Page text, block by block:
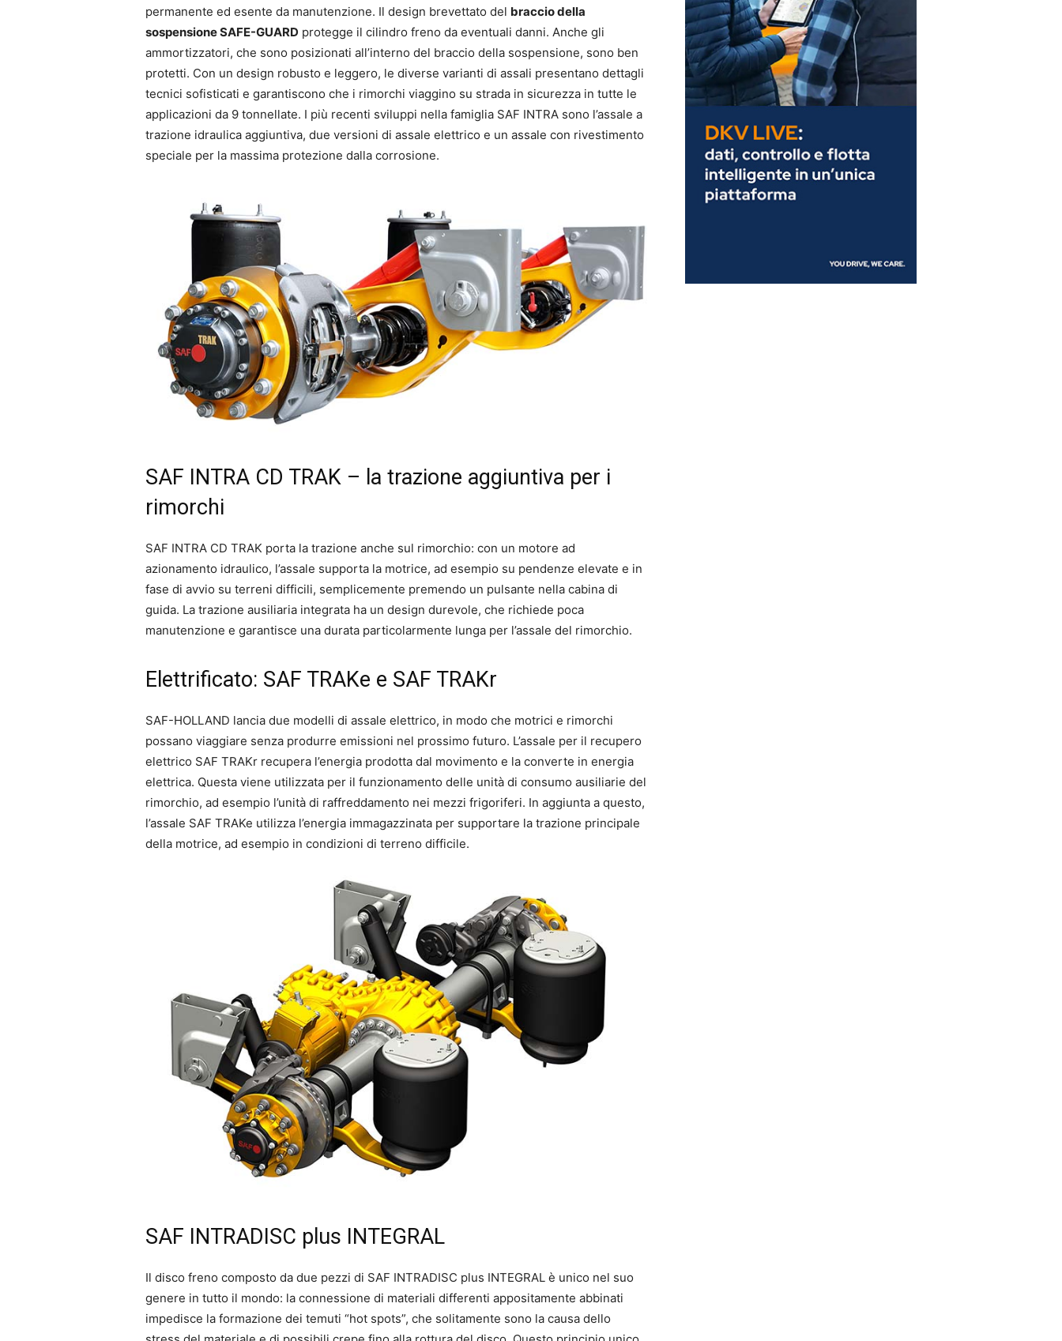
permanente ed esente da manutenzione. Il design brevettato del braccio della
sospensione SAFE-GUARD protegge il cilindro freno da eventuali danni. Anche gli
ammortizzatori, che sono posizionati all’interno del braccio della sospensione, sono ben
protetti. Con un design robusto e leggero, le diverse varianti di assali presentano dettagli
tecnici sofisticati e garantiscono che i rimorchi viaggino su strada in sicurezza in tutte le
applicazioni da 9 tonnellate. I più recenti sviluppi nella famiglia SAF INTRA sono l’assale a
trazione idraulica aggiuntiva, due versioni di assale elettrico e un assale con rivestimento
speciale per la massima protezione dalla corrosione.
SAF INTRA CD TRAK – la trazione aggiuntiva per i
rimorchi
SAF INTRA CD TRAK porta la trazione anche sul rimorchio: con un motore ad
azionamento idraulico, l’assale supporta la motrice, ad esempio su pendenze elevate e in
fase di avvio su terreni difficili, semplicemente premendo un pulsante nella cabina di
guida. La trazione ausiliaria integrata ha un design durevole, che richiede poca
manutenzione e garantisce una durata particolarmente lunga per l’assale del rimorchio.
Elettrificato: SAF TRAKe e SAF TRAKr
SAF-HOLLAND lancia due modelli di assale elettrico, in modo che motrici e rimorchi
possano viaggiare senza produrre emissioni nel prossimo futuro. L’assale per il recupero
elettrico SAF TRAKr recupera l’energia prodotta dal movimento e la converte in energia
elettrica. Questa viene utilizzata per il funzionamento delle unità di consumo ausiliarie del
rimorchio, ad esempio l’unità di raffreddamento nei mezzi frigoriferi. In aggiunta a questo,
l’assale SAF TRAKe utilizza l’energia immagazzinata per supportare la trazione principale
della motrice, ad esempio in condizioni di terreno difficile.
SAF INTRADISC plus INTEGRAL
Il disco freno composto da due pezzi di SAF INTRADISC plus INTEGRAL è unico nel suo
genere in tutto il mondo: la connessione di materiali differenti appositamente abbinati
impedisce la formazione dei temuti “hot spots”, che solitamente sono la causa dello